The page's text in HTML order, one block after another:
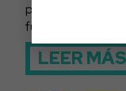
fuentes de
LEER MÁS